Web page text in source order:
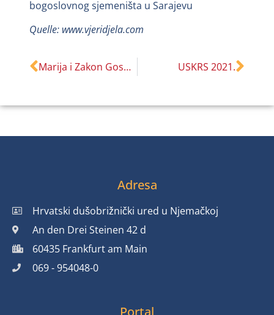
bogoslovnog sjemeništa u Sarajevu
Quelle: www.vjeridjela.com
Marija i Zakon Gospodnji USKRS 2021.
Adresa
Hrvatski dušobrižnički ured u Njemačkoj
An den Drei Steinen 42 d
60435 Frankfurt am Main
069 - 954048-0
Portal